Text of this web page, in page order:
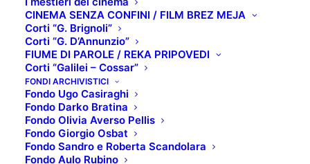
CINEMA SENZA CONFINI / FILM BREZ MEJA
Corti “G. Brignoli”
Corti “G. D’Annunzio”
FIUME DI PAROLE / REKA PRIPOVEDI
Corti “Galilei – Cossar”
FONDI ARCHIVISTICI
Fondo Ugo Casiraghi
Fondo Darko Bratina
Fondo Olivia Averso Pellis
Fondo Giorgio Osbat
Fondo Sandro e Roberta Scandolara
Fondo Aulo Rubino
TOP 5: NOVITÀ
SETTEMBRE 2022